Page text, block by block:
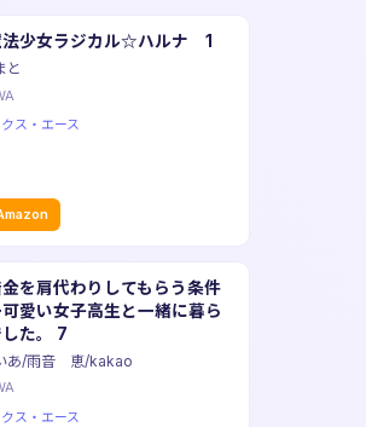
法少女ラジカル☆ハルナ 1
と
ス・エース
を肩代わりしてもらう条件
愛い女子高生と一緒に暮ら
た。 7
あ/雨音 恵/kakao
ス・エース